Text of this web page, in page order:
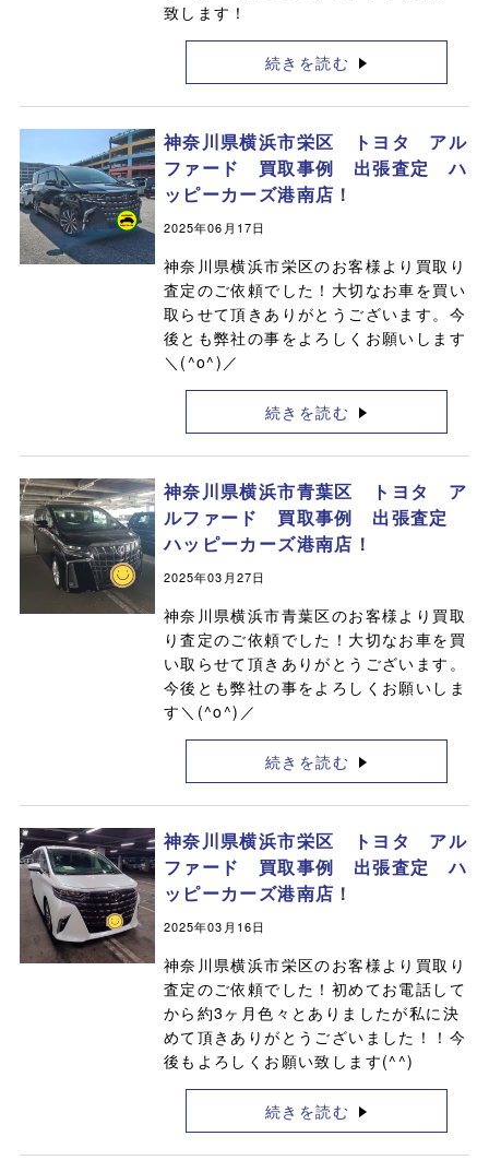
致します！
続きを読む
神奈川県横浜市栄区 トヨタ アル
ファード 買取事例 出張査定 ハ
ッピーカーズ港南店！
2025年06月17日
神奈川県横浜市栄区のお客様より買取り
査定のご依頼でした！大切なお車を買い
取らせて頂きありがとうございます。今
後とも弊社の事をよろしくお願いします
＼(^o^)／
続きを読む
神奈川県横浜市青葉区 トヨタ ア
ルファード 買取事例 出張査定
ハッピーカーズ港南店！
2025年03月27日
神奈川県横浜市青葉区のお客様より買取
り査定のご依頼でした！大切なお車を買
い取らせて頂きありがとうございます。
今後とも弊社の事をよろしくお願いしま
す＼(^o^)／
続きを読む
神奈川県横浜市栄区 トヨタ アル
ファード 買取事例 出張査定 ハ
ッピーカーズ港南店！
2025年03月16日
神奈川県横浜市栄区のお客様より買取り
査定のご依頼でした！初めてお電話して
から約3ヶ月色々とありましたが私に決
めて頂きありがとうございました！！今
後もよろしくお願い致します(^^)
続きを読む